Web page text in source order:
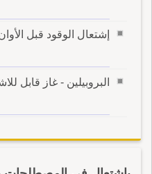
إشتعال الوقود قبل
البروبيلين - غاز قابل